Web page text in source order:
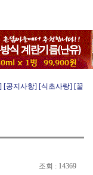
[공지사항] [식초사랑] [꿀
조회 : 14369